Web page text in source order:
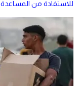
للاستفادة من المساعدة